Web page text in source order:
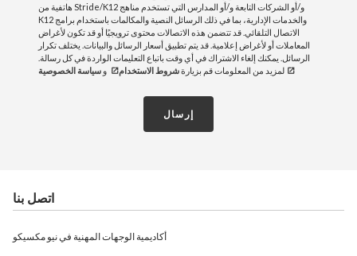
هاتفية من Stride/K12 و/أو الشركات التابعة و/أو المدارس التي تستخدم مناهج
K12 والخدمات الإدارية، بما في ذلك الرسائل النصية والمكالمات باستخدام برامج
الاتصال التلقائي. قد تتضمن هذه الاتصالات محتوى ترويجيًا أو قد تكون لأغراض
المعاملات أو لأغراض إعلامية. قد يتم تطبيق أسعار الرسائل والبيانات. يختلف تكرار
الرسائل. يمكنك إلغاء الاشتراك في أي وقت باتباع التعليمات الواردة في كل رسالة.
لمزيد من المعلومات قم بزيارةشروط الاستخدام و سياسة الخصوصية
إرسال
اتصل بنا
أكاديمية الوجهات المهنية في نيو مكسيكو